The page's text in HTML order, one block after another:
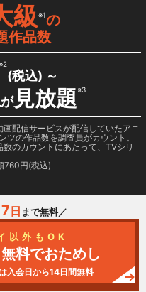
級※1の
作品数
(税込) ～
見放題※3
配信サービスが配信していたアニ
ツの作品数を調査員がカウント。
のカウントにあたって、TVシリ
760円(税込)
7 日 まで無料／
以外もOK
料でおためし
入会日から14日間無料